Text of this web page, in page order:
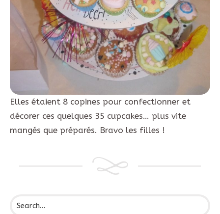
Elles étaient 8 copines pour confectionner et
décorer ces quelques 35 cupcakes… plus vite
mangés que préparés. Bravo les filles !